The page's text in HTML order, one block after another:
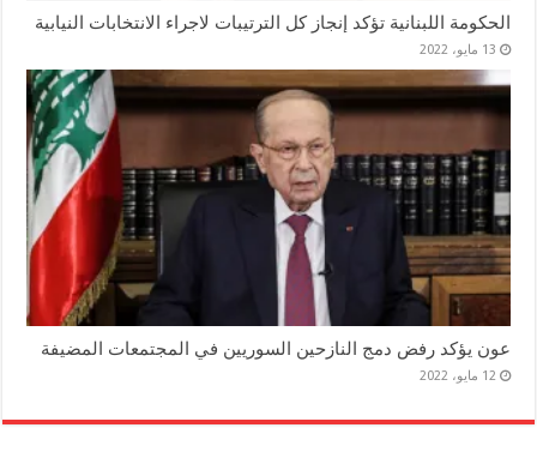
الحكومة اللبنانية تؤكد إنجاز كل الترتيبات لاجراء الانتخابات النيابية
13 مايو، 2022
عون يؤكد رفض دمج النازحين السوريين في المجتمعات المضيفة
12 مايو، 2022